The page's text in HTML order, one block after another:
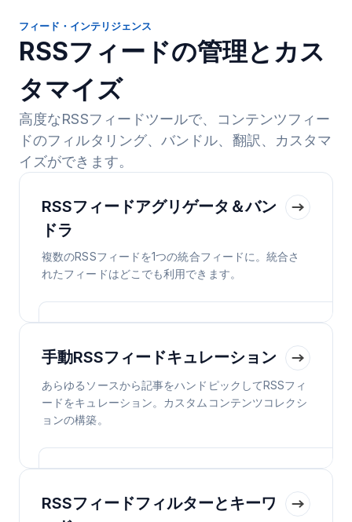
フィード・インテリジェンス
RSSフィードの管理とカス
タマイズ
高度なRSSフィードツールで、コンテンツフィー
ドのフィルタリング、バンドル、翻訳、カスタマ
イズができます。
RSSフィードアグリゲータ＆バン
ドラ
複数のRSSフィードを1つの統合フィードに。統合さ
れたフィードはどこでも利用できます。
手動RSSフィードキュレーション
あらゆるソースから記事をハンドピックしてRSSフィ
ードをキュレーション。カスタムコンテンツコレクシ
ョンの構築。
RSSフィードフィルターとキーワ